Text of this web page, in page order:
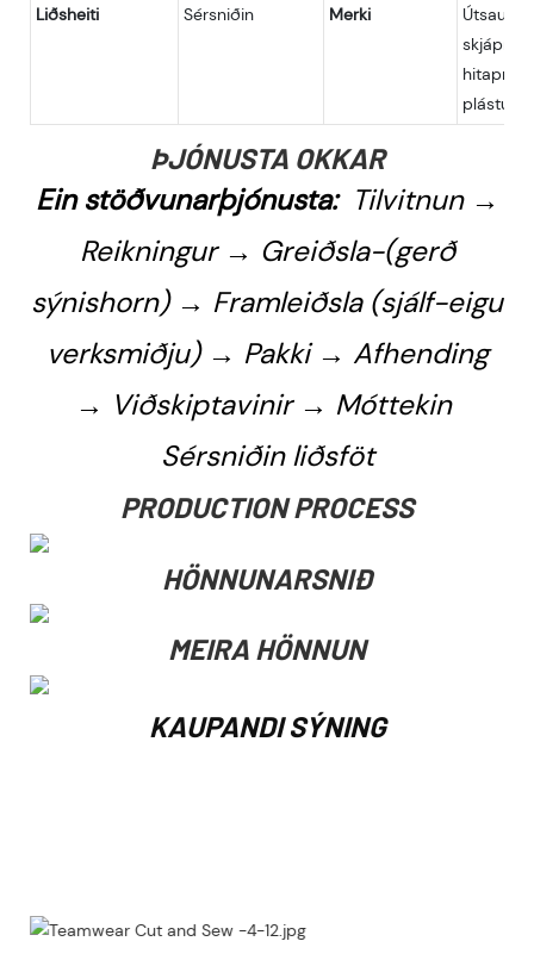
Liðsheiti Sérsniðin Merki
plástur;
ÞJÓNUSTA OKKAR
Ein stöðvunarþjónusta: Tilvitnun →
Reikningur → Greiðsla-(gerð
sýnishorn) → Framleiðsla (sjálf-eigu
verksmiðju) → Pakki → Afhending
→ Viðskiptavinir → Móttekin
Sérsniðin liðsföt
PRODUCTION PROCESS
HÖNNUNARSNIÐ
MEIRA HÖNNUN
KAUPANDI SÝNING